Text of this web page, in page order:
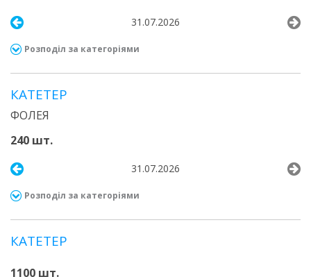
31.07.2026
Розподіл за категоріями
КАТЕТЕР
ФОЛЕЯ
240 шт.
31.07.2026
Розподіл за категоріями
КАТЕТЕР
1100 шт.